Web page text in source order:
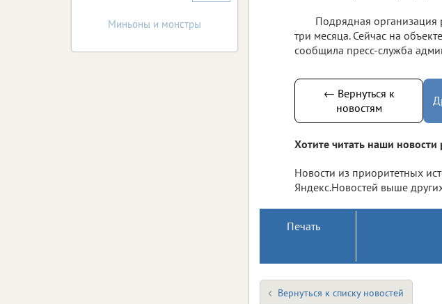
Подрядная организация
три месяца. Сейчас на
сообщила пресс-служба
← Вернуться к
новостям
Хотите читать наши новости
Новости из приоритетных
Яндекс.Новостей выше
Печать
Вернуться к списку новостей
Миньоны и монстры